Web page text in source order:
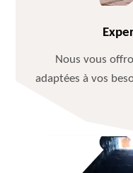
Nous vous
adaptées à vos